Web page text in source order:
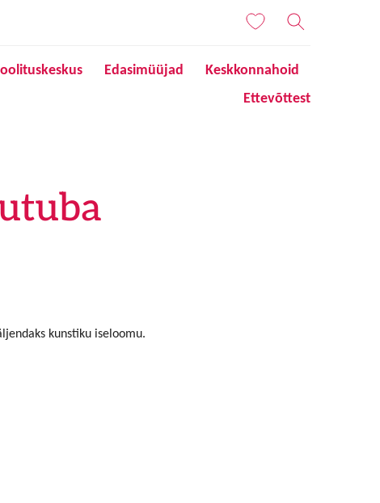
Edasimüüjad
Keskkonnahoid
Ettevõttest
kunstiku iseloomu.